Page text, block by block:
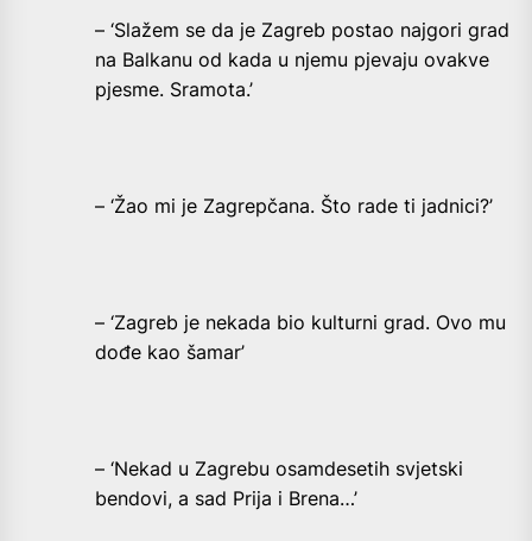
– ‘Slažem se da je Zagreb postao najgori grad
na Balkanu od kada u njemu pjevaju ovakve
pjesme. Sramota.’
– ‘Žao mi je Zagrepčana. Što rade ti jadnici?’
– ‘Zagreb je nekada bio kulturni grad. Ovo mu
dođe kao šamar’
– ‘Nekad u Zagrebu osamdesetih svjetski
bendovi, a sad Prija i Brena…’